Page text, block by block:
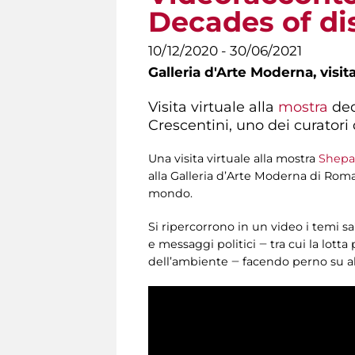
Decades of
10/12/2020 - 30/06/2021
Galleria d'Arte Moderna,
Visita virtuale alla mostra
Crescentini, uno dei curatori
Una visita virtuale alla mostra
alla Galleria d’Arte Moderna di
mondo.
Si ripercorrono in un video i temi
e messaggi politici ‒ tra cui la lotta
dell’ambiente ‒ facendo perno su